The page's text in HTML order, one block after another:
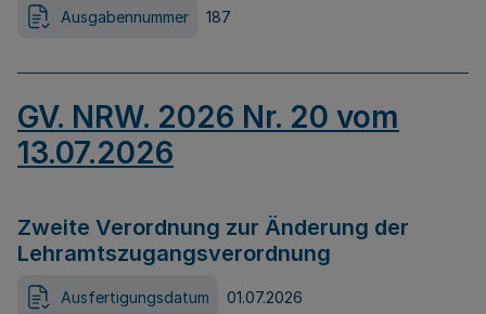
Ausgabennummer 187
GV. NRW. 2026 Nr. 20 vom
13.07.2026
Zweite Verordnung zur Änderung der
Lehramtszugangsverordnung
Ausfertigungsdatum 01.07.2026